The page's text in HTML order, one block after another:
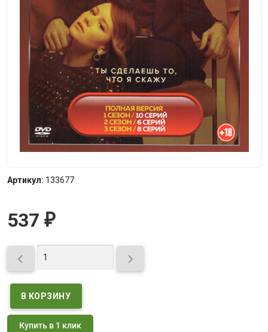
Артикул: 133677
537 ₽
 
Купить в 1 клик